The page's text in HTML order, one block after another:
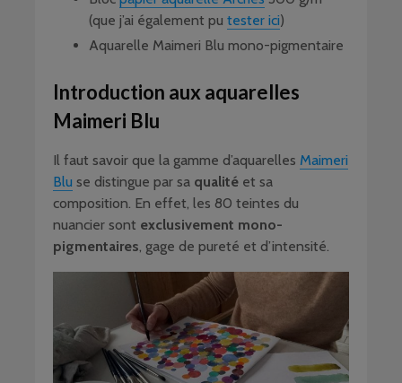
(que j’ai également pu tester ici)
Aquarelle Maimeri Blu mono-pigmentaire
Introduction aux aquarelles
Maimeri Blu
Il faut savoir que la gamme d’aquarelles Maimeri
Blu se distingue par sa qualité et sa
composition. En effet, les 80 teintes du
nuancier sont exclusivement mono-
pigmentaires , gage de pureté et d’intensité.